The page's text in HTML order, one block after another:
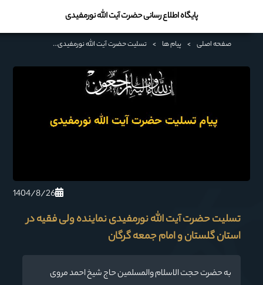
پایگاه اطلاع رسانی حضرت آیت الله نورمفیدی
صفحه اصلی > پیام ها > تسليت حضرت آیت الله نورمفیدی نماینده ولی فقیه در استان گلستان و امام جمعه گرگان
1404/8/26
تسليت حضرت آیت الله نورمفیدی نماینده ولی فقیه در
استان گلستان و امام جمعه گرگان
به حضرت حجت الاسلام والمسلمین حاج شیخ احمد مروی